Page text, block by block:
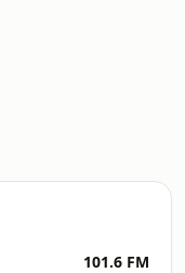
101.6 FM